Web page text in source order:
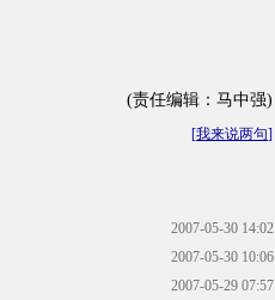
(责任编辑：马中强)
[我来说两句]
2007-05-30 14:02
2007-05-30 10:06
2007-05-29 07:57